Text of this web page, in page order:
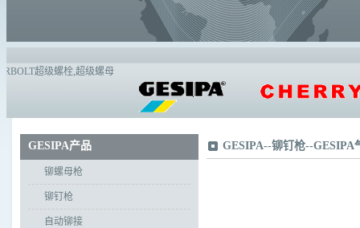
GESIPA产品
铆螺母枪
铆钉枪
自动铆接
GESIPA--铆钉枪--GESIPA